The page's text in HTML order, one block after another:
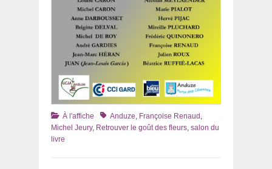
Catégories
À l'affiche TagsAnduze, Françoise Renaud ,
Michel Jeury, Retrouver le goût des fleurs, salon du
livre